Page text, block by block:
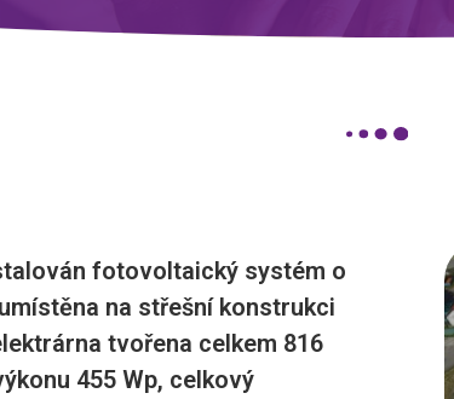
fotovoltaický systém o
na střešní konstrukci
tvořena celkem 816
455 Wp, celkový